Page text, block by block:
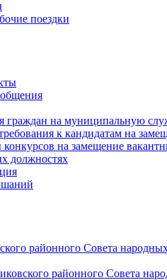
поездки
граждан на муниципальную
к кандидатам на
конкурсов на замещение
должностях
районного Совета
районного Совета